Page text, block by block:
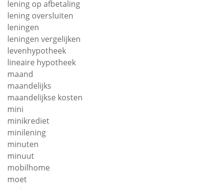
lening op afbetaling
lening oversluiten
leningen
leningen vergelijken
levenhypotheek
lineaire hypotheek
maand
maandelijks
maandelijkse kosten
mini
minikrediet
minilening
minuten
minuut
mobilhome
moet